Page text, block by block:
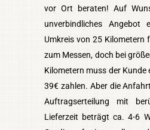
vor Ort beraten! Auf
unverbindliches Angebot
Umkreis von 25 Kilometern
zum Messen, doch bei
Kilometern muss der Kunde
39€ zahlen. Aber die
Auftragserteilung mit
Lieferzeit beträgt ca. 4-6